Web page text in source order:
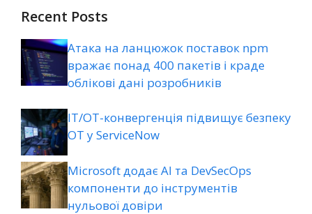
Recent Posts
Атака на ланцюжок поставок npm
вражає понад 400 пакетів і краде
облікові дані розробників
ІТ/ОТ-конвергенція підвищує безпеку
ОТ у ServiceNow
Microsoft додає AI та DevSecOps
компоненти до інструментів
нульової довіри